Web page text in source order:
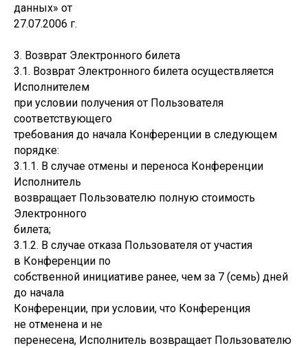
данных» от
27.07.2006 г.
3. Возврат Электронного билета
3.1. Возврат Электронного билета осуществляется
Исполнителем
при условии получения от Пользователя
соответствующего
требования до начала Конференции в следующем
порядке:
3.1.1. В случае отмены и переноса Конференции
Исполнитель
возвращает Пользователю полную стоимость
Электронного
билета;
3.1.2. В случае отказа Пользователя от участия
в Конференции по
собственной инициативе ранее, чем за 7 (семь) дней
до начала
Конференции, при условии, что Конференция
не отменена и не
перенесена, Исполнитель возвращает Пользователю